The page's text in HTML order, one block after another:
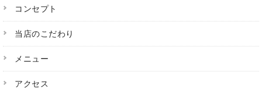
コンセプト
当店のこだわり
メニュー
アクセス